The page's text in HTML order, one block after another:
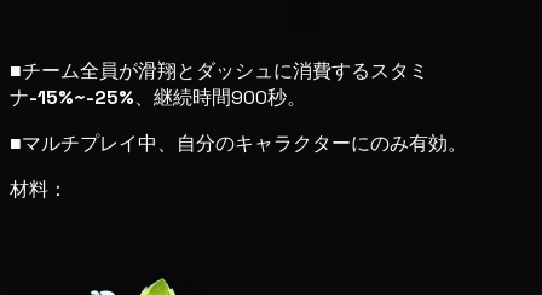
■チーム全員が滑翔とダッシュに消費するスタミ
ナ-15%~-25%、継続時間900秒。
■マルチプレイ中、自分のキャラクターにのみ有効。
材料：